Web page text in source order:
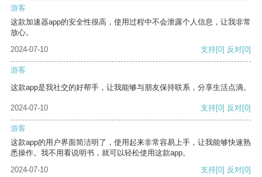
游客
这款加速器app的安全性很高，使用过程中不会泄露个人信息，让我非常
放心。
2024-07-10
支持[0] 反对[0]
游客
这款app是我社交的好帮手，让我能够与朋友保持联系，分享生活点滴。
2024-07-10 支持[0] 反对[0]
游客
这款app的用户界面简洁明了，使用起来非常容易上手，让我能够快速熟
悉操作。我不用看说明书，就可以轻松使用这款app。
2024-07-10
支持[0] 反对[0]